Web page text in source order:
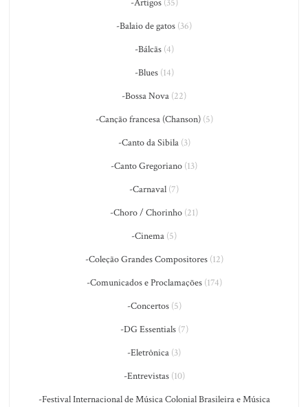
-Artigos(35)
-Balaio de gatos (36)
-Bálcãs(4)
-Blues(14)
-Bossa Nova (22)
-Canção francesa (Chanson)(5)
-Canto da Sibila(3)
-Canto Gregoriano (13)
-Carnaval (7)
-Choro / Chorinho (21)
-Cinema (5)
-Coleção Grandes Compositores(12)
-Comunicados e Proclamações(174)
-Concertos(5)
-DG Essentials(7)
-Eletrônica (3)
-Entrevistas(10)
-Festival Internacional de Música Colonial Brasileira e Música